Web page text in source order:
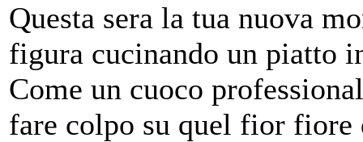
Questa sera la tua nuova
figura cucinando un piatto
Come un cuoco
fare colpo su quel fior fiore